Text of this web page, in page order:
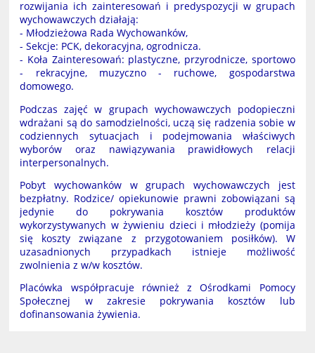
rozwijania ich zainteresowań i predyspozycji w grupach
wychowawczych działają:
- Młodzieżowa Rada Wychowanków,
- Sekcje: PCK, dekoracyjna, ogrodnicza.
- Koła Zainteresowań: plastyczne, przyrodnicze, sportowo
- rekracyjne, muzyczno - ruchowe, gospodarstwa
domowego.
Podczas zajęć w grupach wychowawczych podopieczni
wdrażani są do samodzielności, uczą się radzenia sobie w
codziennych sytuacjach i podejmowania właściwych
wyborów oraz nawiązywania prawidłowych relacji
interpersonalnych.
Pobyt wychowanków w grupach wychowawczych jest
bezpłatny. Rodzice/ opiekunowie prawni zobowiązani są
jedynie do pokrywania kosztów produktów
wykorzystywanych w żywieniu dzieci i młodzieży (pomija
się koszty związane z przygotowaniem posiłków). W
uzasadnionych przypadkach istnieje możliwość
zwolnienia z w/w kosztów.
Placówka współpracuje również z Ośrodkami Pomocy
Społecznej w zakresie pokrywania kosztów lub
dofinansowania żywienia.